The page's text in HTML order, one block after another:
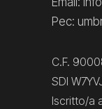
Pec:
C.F.
SDI
Iscritto/a